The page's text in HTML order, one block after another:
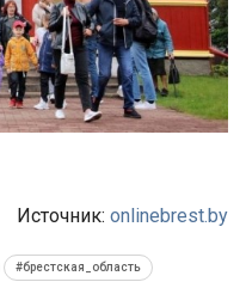
Источник: onlinebrest.by
#брестская_область